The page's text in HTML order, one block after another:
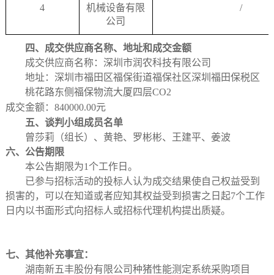
4
机械设备有限
公司
/
四、 成交供应商名称、地址和成交金额
成交供应商名称：深圳市润农科技有限公司
地址： 深圳市福田区福保街道福保社区深圳福田保税区
桃花路东侧福保物流大厦四层CO2
成交金额： 840000.00元
五、谈判小组成员名单
曾莎莉（组长）、黄艳、罗彬彬、王建平、姜波
六、公告期限
本公告期限为1个工作日。
已参与招标活动的投标人认为成交结果使自己权益受到
损害的，可以在知道或者应知其权益受到损害之日起7个工作
日内以书面形式向招标人或招标代理机构提出质疑。
七、其他补充事宜：
湖南新五丰股份有限公司种猪性能测定系统采购项目